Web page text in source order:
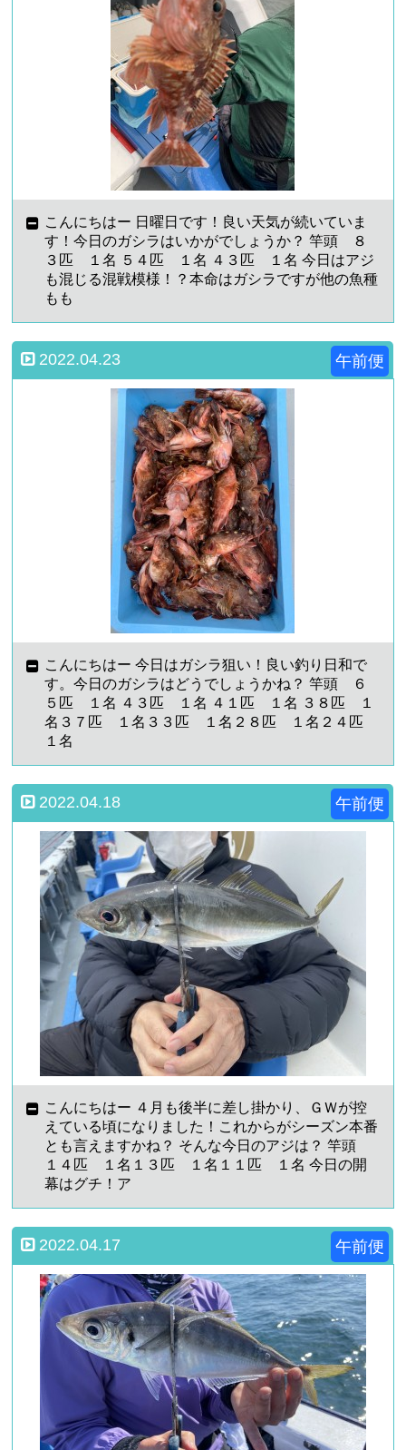
こんにちはー 日曜日です！良い天気が続いていま
す！今日のガシラはいかがでしょうか？ 竿頭 ８
３匹 １名 ５４匹 １名 ４３匹 １名 今日はアジ
も混じる混戦模様！？本命はガシラですが他の魚種
もも
2022.04.23 午前便
こんにちはー 今日はガシラ狙い！良い釣り日和で
す。今日のガシラはどうでしょうかね？ 竿頭 ６
５匹 １名 ４３匹 １名 ４１匹 １名 ３８匹 １
名３７匹 １名３３匹 １名２８匹 １名２４匹
１名
2022.04.18 午前便
こんにちはー ４月も後半に差し掛かり、ＧＷが控
えている頃になりました！これからがシーズン本番
とも言えますかね？ そんな今日のアジは？ 竿頭
１４匹 １名１３匹 １名１１匹 １名 今日の開
幕はグチ！ア
2022.04.17 午前便